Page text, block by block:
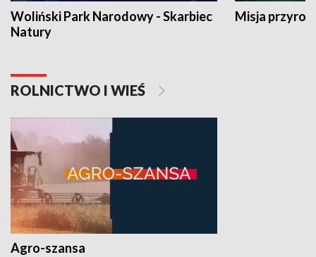
Woliński Park Narodowy - Skarbiec
Natury
Misja
ROLNICTWO I WIEŚ
Agro-szansa